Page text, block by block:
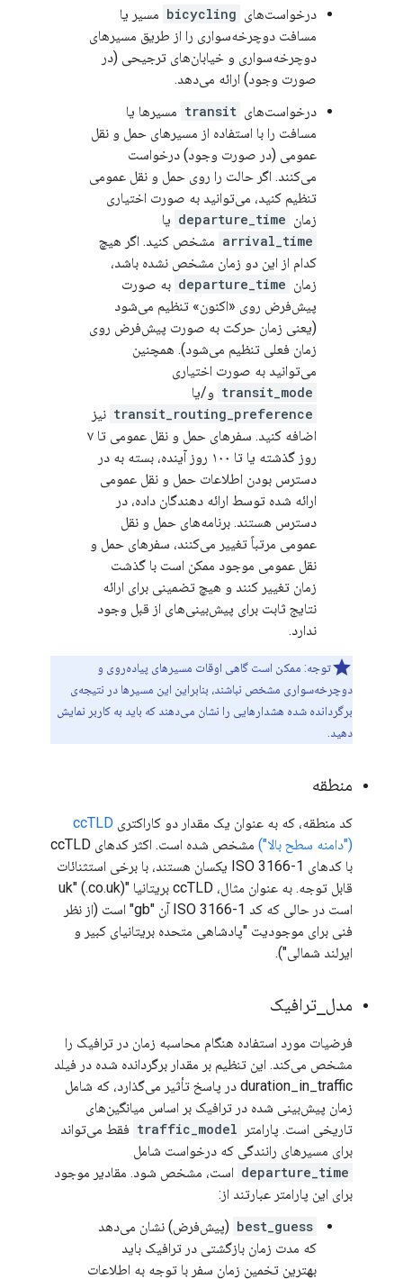
درخواست‌های bicycling مسیر یا
مسافت دوچرخه‌سواری را از طریق مسیرهای
دوچرخه‌سواری و خیابان‌های ترجیحی (در
صورت وجود) ارائه می‌دهد.
درخواست‌های transit مسیرها یا
مسافت را با استفاده از مسیرهای حمل و نقل
عمومی (در صورت وجود) درخواست
می‌کنند. اگر حالت را روی حمل و نقل عمومی
تنظیم کنید، می‌توانید به صورت اختیاری
زمان departure_time یا
arrival_time مشخص کنید. اگر هیچ
کدام از این دو زمان مشخص نشده باشد،
زمان departure_time به صورت
پیش‌فرض روی «اکنون» تنظیم می‌شود
(یعنی زمان حرکت به صورت پیش‌فرض روی
زمان فعلی تنظیم می‌شود). همچنین
می‌توانید به صورت اختیاری
transit_mode و/یا
transit_routing_preference نیز
اضافه کنید. سفرهای حمل و نقل عمومی تا ۷
روز گذشته یا تا ۱۰۰ روز آینده، بسته به در
دسترس بودن اطلاعات حمل و نقل عمومی
ارائه شده توسط ارائه دهندگان داده، در
دسترس هستند. برنامه‌های حمل و نقل
عمومی مرتباً تغییر می‌کنند، سفرهای حمل و
نقل عمومی موجود ممکن است با گذشت
زمان تغییر کنند و هیچ تضمینی برای ارائه
نتایج ثابت برای پیش‌بینی‌های از قبل وجود
ندارد.
توجه: ممکن است گاهی اوقات مسیرهای پیاده‌روی و
دوچرخه‌سواری مشخص نباشند، بنابراین این مسیرها در نتیجه‌ی
برگردانده شده هشدارهایی را نشان می‌دهند که باید به کاربر نمایش
دهید.
منطقه
کد منطقه، که به عنوان یک مقدار دو کاراکتری ccTLD
("دامنه سطح بالا")
مشخص شده است. اکثر کدهای ccTLD
با کدهای ISO 3166-1 یکسان هستند، با برخی استثنائات
قابل توجه. به عنوان مثال، ccTLD بریتانیا "uk" (.co.uk)
است در حالی که کد ISO 3166-1 آن "gb" است (از نظر
فنی برای موجودیت "پادشاهی متحده بریتانیای کبیر و
ایرلند شمالی").
مدل ترافیک
فرضیات مورد استفاده هنگام محاسبه زمان در ترافیک را
مشخص می‌کند. این تنظیم بر مقدار برگردانده شده در فیلد
duration_in_traffic در پاسخ تأثیر می‌گذارد، که شامل
زمان پیش‌بینی شده در ترافیک بر اساس میانگین‌های
تاریخی است. پارامتر
traffic_model فقط می‌تواند
برای مسیرهای رانندگی که درخواست شامل
departure_time است، مشخص شود. مقادیر موجود
برای این پارامتر عبارتند از:
best_guess (پیش‌فرض) نشان می‌دهد
که مدت زمان بازگشتی در ترافیک باید
بهترین تخمین زمان سفر با توجه به اطلاعات